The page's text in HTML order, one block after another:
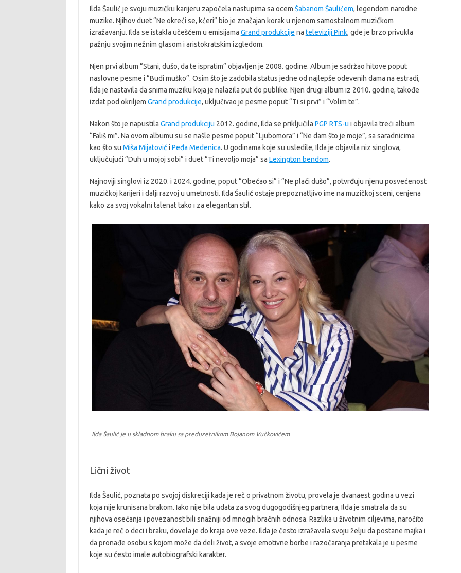
Ilda Šaulić je svoju muzičku karijeru započela nastupima sa ocem Šabanom Šaulićem, legendom narodne
muzike. Njihov duet “Ne okreći se, kćeri” bio je značajan korak u njenom samostalnom muzičkom
izražavanju. Ilda se istakla učešćem u emisijama Grand produkcije na televiziji Pink, gde je brzo privukla
pažnju svojim nežnim glasom i aristokratskim izgledom.
Njen prvi album “Stani, dušo, da te ispratim” objavljen je 2008. godine. Album je sadržao hitove poput
naslovne pesme i “Budi muško”. Osim što je zadobila status jedne od najlepše odevenih dama na estradi,
Ilda je nastavila da snima muziku koja je nalazila put do publike. Njen drugi album iz 2010. godine, takođe
izdat pod okriljem Grand produkcije, uključivao je pesme poput “Ti si prvi” i “Volim te”.
Nakon što je napustila Grand produkciju 2012. godine, Ilda se priključila PGP RTS-u i objavila treći album
“Fališ mi”. Na ovom albumu su se našle pesme poput “Ljubomora” i “Ne dam što je moje”, sa saradnicima
kao što su Miša Mijatović i Peđa Medenica. U godinama koje su usledile, Ilda je objavila niz singlova,
uključujući “Duh u mojoj sobi” i duet “Ti nevoljo moja” sa Lexington bendom.
Najnoviji singlovi iz 2020. i 2024. godine, poput “Obećao si” i “Ne plači dušo”, potvrđuju njenu posvećenost
muzičkoj karijeri i dalji razvoj u umetnosti. Ilda Šaulić ostaje prepoznatljivo ime na muzičkoj sceni, cenjena
kako za svoj vokalni talenat tako i za elegantan stil.
Ilda Šaulić je u skladnom braku sa preduzetnikom Bojanom Vučkovićem
Lični život
Ilda Šaulić, poznata po svojoj diskreciji kada je reč o privatnom životu, provela je dvanaest godina u vezi
koja nije krunisana brakom. Iako nije bila udata za svog dugogodišnjeg partnera, Ilda je smatrala da su
njihova osećanja i povezanost bili snažniji od mnogih bračnih odnosa. Razlika u životnim ciljevima, naročito
kada je reč o deci i braku, dovela je do kraja ove veze. Ilda je često izražavala svoju želju da postane majka i
da pronađe osobu s kojom može da deli život, a svoje emotivne borbe i razočaranja pretakala je u pesme
koje su često imale autobiografski karakter.